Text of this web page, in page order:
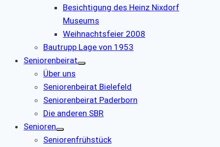
Besichtigung des Heinz Nixdorf
Museums
Weihnachtsfeier 2008
Bautrupp Lage von 1953
Seniorenbeirat
Über uns
Seniorenbeirat Bielefeld
Seniorenbeirat Paderborn
Die anderen SBR
Senioren
Seniorenfrühstück